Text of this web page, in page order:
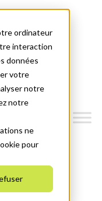
ordinateur
interaction
données
votre
notre
notre
ne
pour